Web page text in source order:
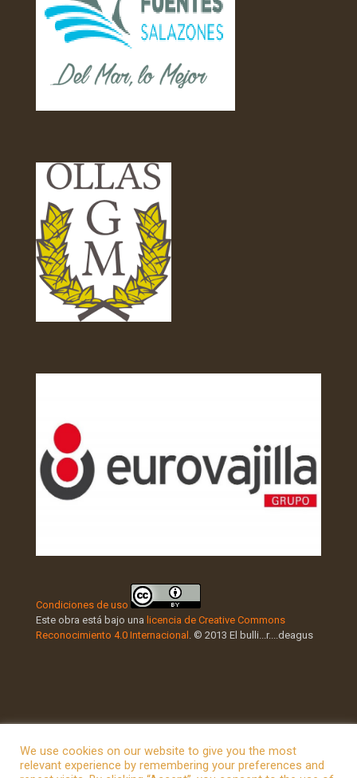
Condiciones de uso
Este obra está bajo una licencia de Creative Commons
Reconocimiento 4.0 Internacional . © 2013 El bulli...r....deagus
We use cookies on our website to give you the most
relevant experience by remembering your preferences and